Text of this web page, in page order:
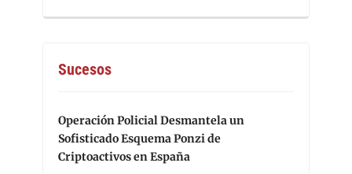
Sucesos
Operación Policial Desmantela un
Sofisticado Esquema Ponzi de
Criptoactivos en España